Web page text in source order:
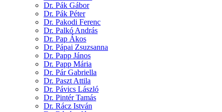
Dr. Pák Gábor
Dr. Pák Péter
Dr. Pakodi Ferenc
Dr. Palkó András
Dr. Pap Ákos
Dr. Pápai Zsuzsanna
Dr. Papp János
Dr. Papp Mária
Dr. Pár Gabriella
Dr. Paszt Attila
Dr. Pávics László
Dr. Pintér Tamás
Dr. Rácz István